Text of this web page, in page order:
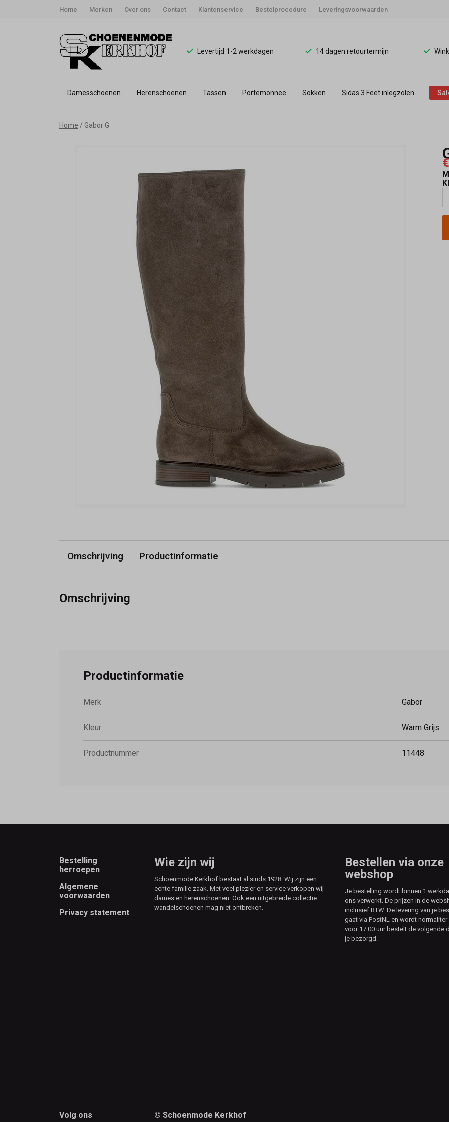
Home Merken Over ons Contact Klantenservice Bestelprocedure Leveringsvoorwaarden
Levertijd 1-2 werkdagen 14 dagen retourtermijn
Damesschoenen Herenschoenen Tassen Portemonnee Sokken Sidas 3 Feet inlegzolen
Gabor
Schoenmode
Home Gabor G
Omschrijving Productinformatie
Omschrijving
Productinformatie
Merk Gabor
Kleur Warm Grijs
Productnummer 11448
Footer
Bestelling
herroepen
Algemene
voorwaarden
Privacy statement
Wie zijn wij
Schoenmode Kerkhof bestaat al sinds 1928. Wij zijn een
echte familie zaak. Met veel plezier en service verkopen wij
dames en herenschoenen. Ook een uitgebreide collectie
wandelschoenen mag niet ontbreken.
Bestellen via onze
webshop
Je bestelling wordt binnen 1
ons verwerkt. De prijzen in de
inclusief BTW. De levering van je
gaat via PostNL en wordt normaliter
voor 17.00 uur bestelt de volgende
je bezorgd.
Volg ons © Schoenmode Kerkhof